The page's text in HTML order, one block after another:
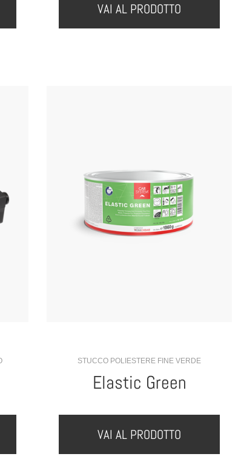
VAI AL PRODOTTO
STUCCO POLIESTERE FINE VERDE
Elastic Green
VAI AL PRODOTTO